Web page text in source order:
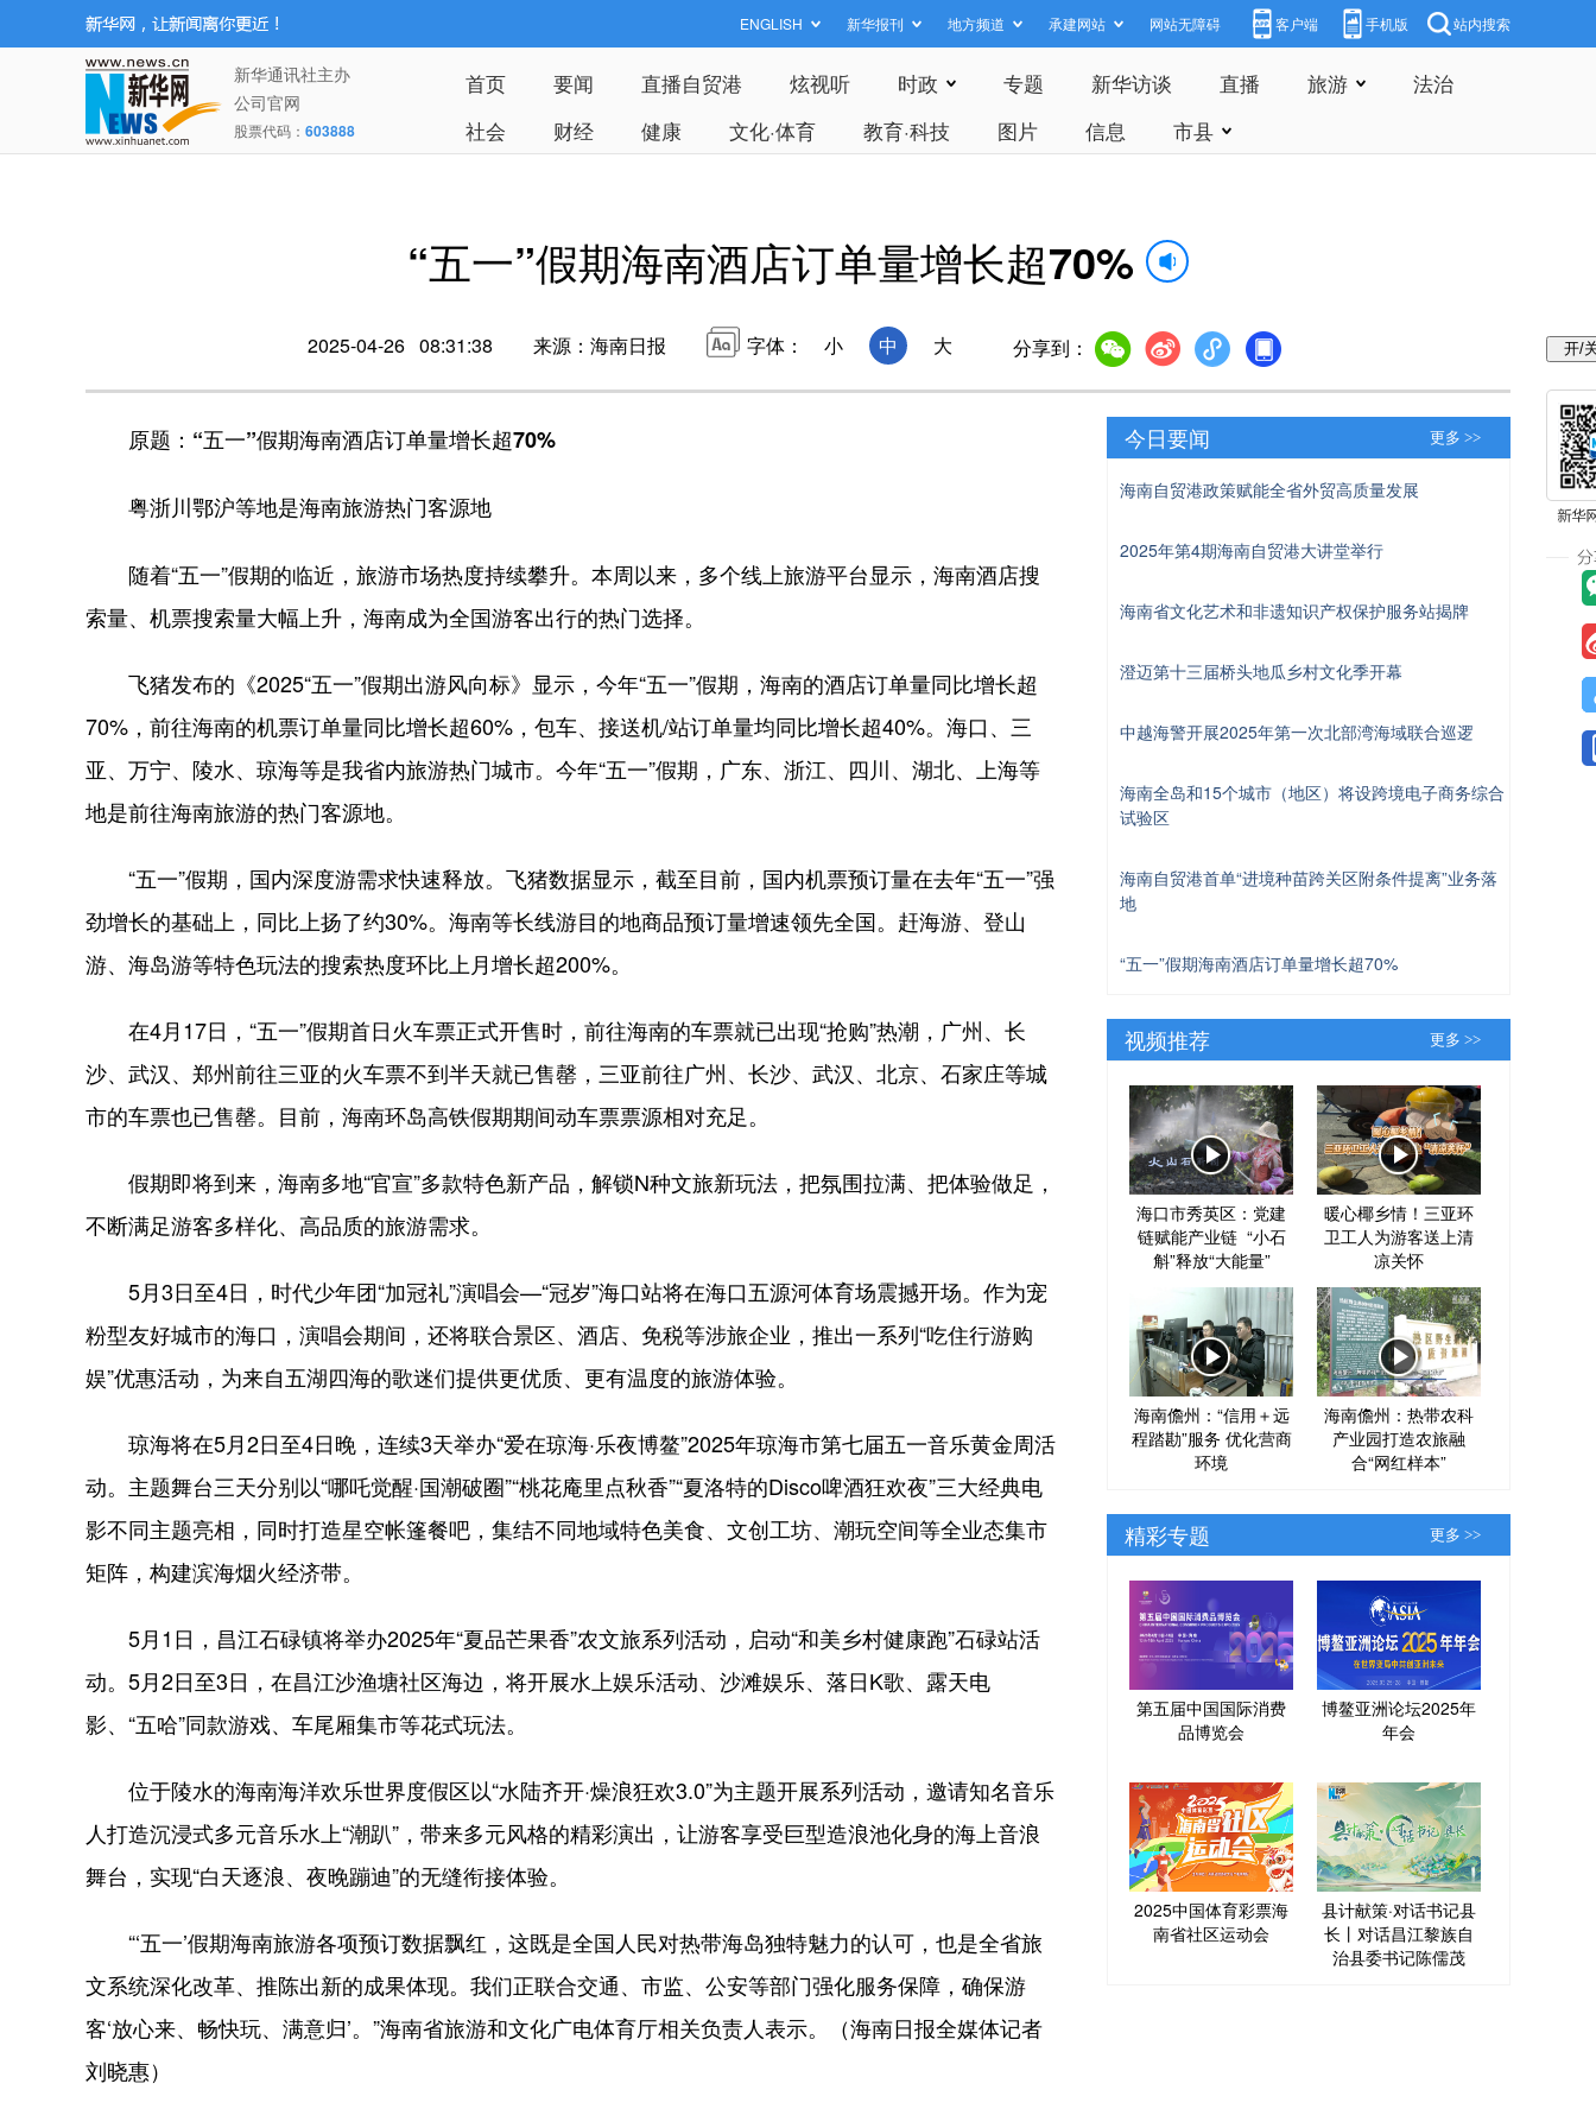
ENGLISH 新华报刊 地方频道 承建网站 网站无障碍 客户端 手机版 站内搜索
新华通讯社主办
公司官网
股票代码： 603888
首页 要闻 直播自贸港 炫视听 时政 专题 新华访谈 直播 旅游
法治
社会
财经 健康 文化·体育 教育·科技 图片 信息 市县
“五一”假期海南酒店订单量增长超70%
2025-04-26 08:31:38 来源：海南日报 字体： 小 中 大 分享到：
原题：“五一”假期海南酒店订单量增长超70%
粤浙川鄂沪等地是海南旅游热门客源地
随着“五一”假期的临近，旅游市场热度持续攀升。本周以来，多个线上旅游平台显示，海南酒店搜
索量、机票搜索量大幅上升，海南成为全国游客出行的热门选择。
飞猪发布的《2025“五一”假期出游风向标》显示，今年“五一”假期，海南的酒店订单量同比增长超
70%，前往海南的机票订单量同比增长超60%，包车、接送机/站订单量均同比增长超40%。海口、三
亚、万宁、陵水、琼海等是我省内旅游热门城市。今年“五一”假期，广东、浙江、四川、湖北、上海等
地是前往海南旅游的热门客源地。
“五一”假期，国内深度游需求快速释放。飞猪数据显示，截至目前，国内机票预订量在去年“五一”强
劲增长的基础上，同比上扬了约30%。海南等长线游目的地商品预订量增速领先全国。赶海游、登山
游、海岛游等特色玩法的搜索热度环比上月增长超200%。
在4月17日，“五一”假期首日火车票正式开售时，前往海南的车票就已出现“抢购”热潮，广州、长
沙、武汉、郑州前往三亚的火车票不到半天就已售罄，三亚前往广州、长沙、武汉、北京、石家庄等城
市的车票也已售罄。目前，海南环岛高铁假期期间动车票票源相对充足。
假期即将到来，海南多地“官宣”多款特色新产品，解锁N种文旅新玩法，把氛围拉满、把体验做足，
不断满足游客多样化、高品质的旅游需求。
5月3日至4日，时代少年团“加冠礼”演唱会—“冠岁”海口站将在海口五源河体育场震撼开场。作为宠
粉型友好城市的海口，演唱会期间，还将联合景区、酒店、免税等涉旅企业，推出一系列“吃住行游购
娱”优惠活动，为来自五湖四海的歌迷们提供更优质、更有温度的旅游体验。
琼海将在5月2日至4日晚，连续3天举办“爱在琼海·乐夜博鳌”2025年琼海市第七届五一音乐黄金周活
动。主题舞台三天分别以“哪吒觉醒·国潮破圈”“桃花庵里点秋香”“夏洛特的Disco啤酒狂欢夜”三大经典电
影不同主题亮相，同时打造星空帐篷餐吧，集结不同地域特色美食、文创工坊、潮玩空间等全业态集市
矩阵，构建滨海烟火经济带。
5月1日，昌江石碌镇将举办2025年“夏品芒果香”农文旅系列活动，启动“和美乡村健康跑”石碌站活
动。5月2日至3日，在昌江沙渔塘社区海边，将开展水上娱乐活动、沙滩娱乐、落日K歌、露天电
影、“五哈”同款游戏、车尾厢集市等花式玩法。
位于陵水的海南海洋欢乐世界度假区以“水陆齐开·燥浪狂欢3.0”为主题开展系列活动，邀请知名音乐
人打造沉浸式多元音乐水上“潮趴”，带来多元风格的精彩演出，让游客享受巨型造浪池化身的海上音浪
舞台，实现“白天逐浪、夜晚蹦迪”的无缝衔接体验。
“‘五一’假期海南旅游各项预订数据飘红，这既是全国人民对热带海岛独特魅力的认可，也是全省旅
文系统深化改革、推陈出新的成果体现。我们正联合交通、市监、公安等部门强化服务保障，确保游
客‘放心来、畅快玩、满意归’。”海南省旅游和文化广电体育厅相关负责人表示。（海南日报全媒体记者
刘晓惠）
今日要闻 更多 >>
海南自贸港政策赋能全省外贸高质量发展
2025年第4期海南自贸港大讲堂举行
海南省文化艺术和非遗知识产权保护服务站揭牌
澄迈第十三届桥头地瓜乡村文化季开幕
中越海警开展2025年第一次北部湾海域联合巡逻
海南全岛和15个城市（地区）将设跨境电子商务综合
试验区
海南自贸港首单“进境种苗跨关区附条件提离”业务落
地
“五一”假期海南酒店订单量增长超70%
视频推荐 更多 >>
海口市秀英区：党建
链赋能产业链 “小石
斛”释放“大能量”
暖心椰乡情！三亚环
卫工人为游客送上清
凉关怀
海南儋州：“信用＋远
程踏勘”服务 优化营商
环境
海南儋州：热带农科
产业园打造农旅融
合“网红样本”
精彩专题 更多 >>
第五届中国国际消费
品博览会
博鳌亚洲论坛2025年
年会
2025中国体育彩票海
南省社区运动会
县计献策·对话书记县
长丨对话昌江黎族自
治县委书记陈儒茂